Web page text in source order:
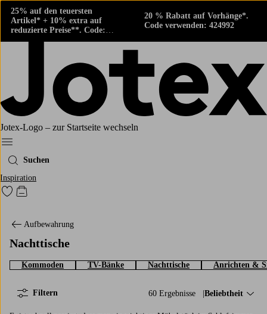
25% auf den teuersten
Artikel* + 10% extra auf
reduzierte Preise**. Code:
424882
20 % Rabatt auf Vorhänge*.
Code verwenden: 424992
Jotex-Logo – zur Startseite wechseln
Ellos‘ Menü
Suchen
Inspiration
Zu den als Favoriten markierten Produkten gehen
Zum Warenkorb
Aufbewahrung
Nachttische
Kommoden TV-Bänke Nachttische Anrichten &
60 Ergebnisse Sortieren nach:
Beliebtheit
Filtern